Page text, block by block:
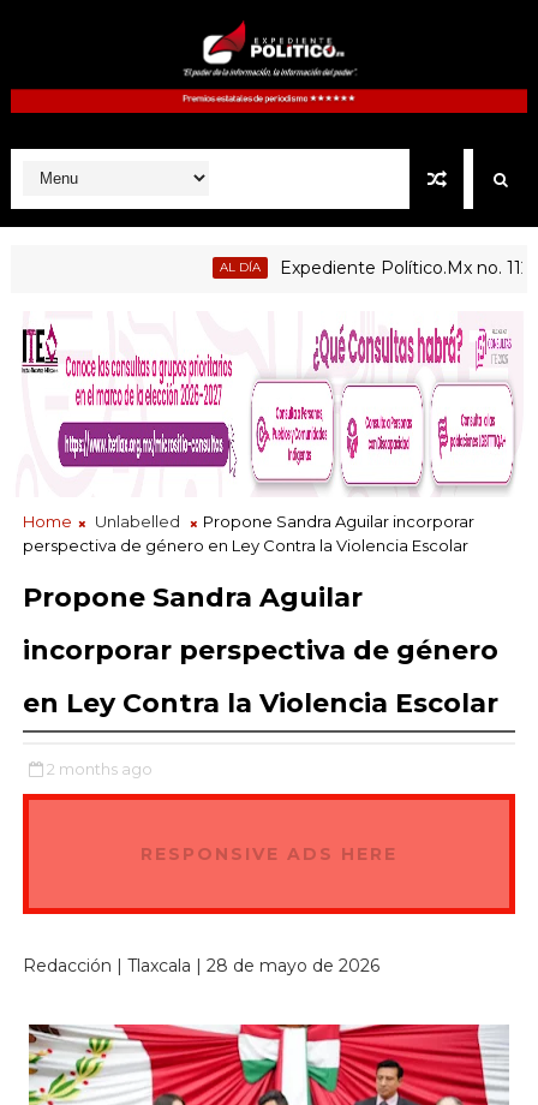
AL DÍA Expediente Político.Mx no. 1127 |
Home Unlabelled
Propone Sandra Aguilar incorporar
perspectiva de género en Ley Contra la Violencia Escolar
Propone Sandra Aguilar
incorporar perspectiva de género
en Ley Contra la Violencia Escolar
2 months ago
RESPONSIVE ADS HERE
Redacción | Tlaxcala | 28 de mayo de 2026